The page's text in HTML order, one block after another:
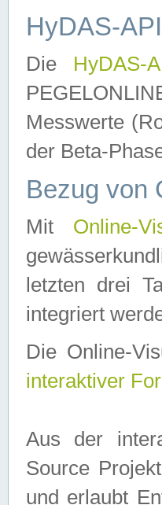
HyDAS-API
Die HyDAS-
Messwerte
der Beta-
Bezug von
Mit Online-
letzten drei
integriert
Die Online-
interaktiver
Aus der
Source Projekt
und erlaubt